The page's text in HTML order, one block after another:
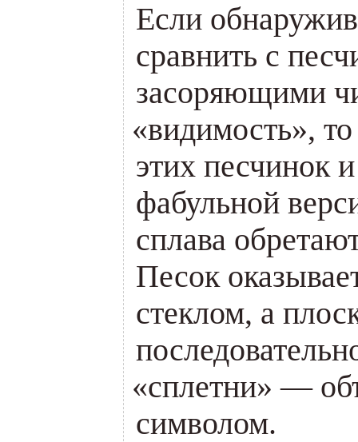
Если
сравнить с
засоряющими
«видимость»,
этих песчинок
фабульной
сплава
Песок
стеклом, а
«сплетни» —
символом.